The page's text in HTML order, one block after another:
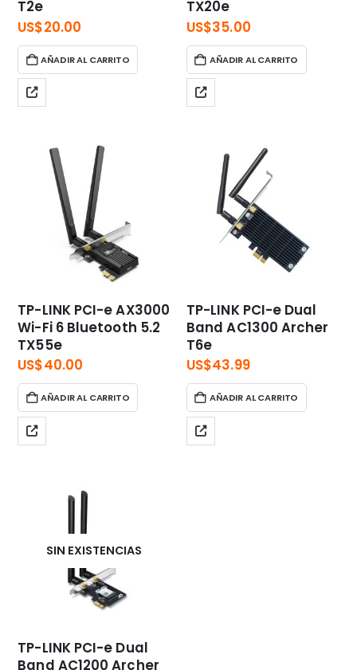
T2e
US$20.00
AÑADIR AL CARRITO
TX20e
US$35.00
AÑADIR AL CARRITO
TP-LINK PCI-e AX3000
Wi-Fi 6 Bluetooth 5.2
TX55e
US$40.00
AÑADIR AL CARRITO
TP-LINK PCI-e Dual
Band AC1300 Archer
T6e
US$43.99
AÑADIR AL CARRITO
SIN EXISTENCIAS
TP-LINK PCI-e Dual
Band AC1200 Archer